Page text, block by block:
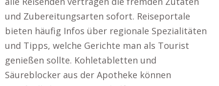
und Zubereitungsarten sofort. Reiseportale
bieten häufig Infos über regionale Spezialitäten
und Tipps, welche Gerichte man als Tourist
genießen sollte. Kohletabletten und
Säureblocker aus der Apotheke können